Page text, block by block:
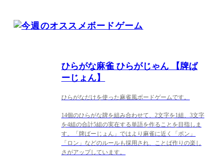
ひらがな麻雀 ひらがじゃん 【牌ば
ーじょん】
ひらがなだけを使った麻雀風ボードゲームです。
14個のひらがな牌を組み合わせて、2文字を1組、3文字
を4組の合計5組の実在する単語を作ることを目指しま
す。「牌ばーじょん」ではより麻雀に近く「ポン」
「ロン」などのルールも採用され、ことば作りの楽し
さがアップしています。